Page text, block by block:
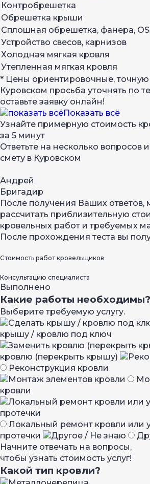
Контробрешетка
Обрешетка крыши
Сплошная обрешетка, фанера,
Устройство свесов, карнизов
Холодная мягкая кровля
Утепленная мягкая кровля
* Цены ориентировочные, точную
Куровском просьба уточнять по
оставьте заявку онлайн!
Показать всё
Узнайте примерную стоимость
за 5 минут
Ответьте на несколько вопросов
смету в Куровском
Андрей
Бригадир
После получения Ваших
рассчитать приблизительную
кровельных работ и требуемых
После прохождения теста вы
Стоимость работ кровельщиков
Консультацию специалиста
Выполнено
Какие работы необходимы?
Выберите требуемую услугу.
крышу / кровлю под ключ
кровлю (перекрыть крышу)
Реконструкция кровли
кровли
Локальный ремонт кровли или
протечки
Начните отвечать на вопросы,
чтобы узнать стоимость услуг!
Какой тип кровли?